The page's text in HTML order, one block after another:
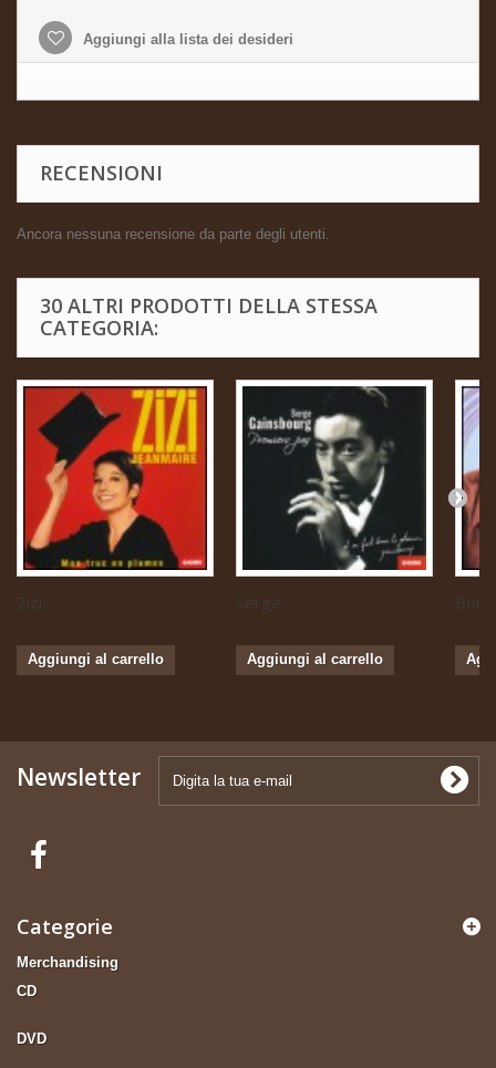
Aggiungi alla lista dei desideri
RECENSIONI
Ancora nessuna recensione da parte degli utenti.
30 ALTRI PRODOTTI DELLA STESSA
CATEGORIA:
Zizi...
Aggiungi al carrello
Serge...
Aggiungi al carrello
Newsletter
Categorie
Merchandising
CD
DVD